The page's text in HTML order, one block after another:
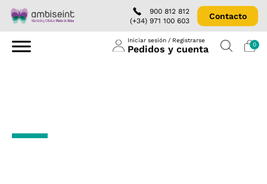
900 812 812
(+34) 971 100 603
Contacto
Iniciar sesión / Registrarse
Pedidos y cuenta 0